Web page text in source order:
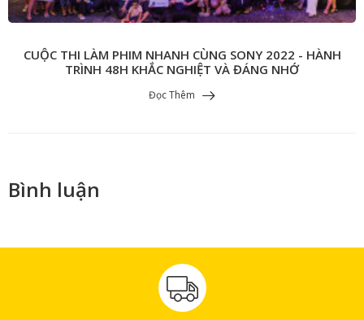
CUỘC THI LÀM PHIM NHANH CÙNG SONY 2022 - HÀNH
TRÌNH 48H KHẮC NGHIỆT VÀ ĐÁNG NHỚ
Đọc Thêm
Bình luận